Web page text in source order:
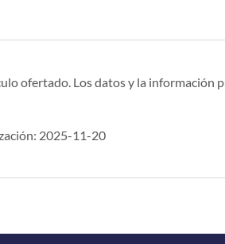
ofertado. Los datos y la
2025-11-20